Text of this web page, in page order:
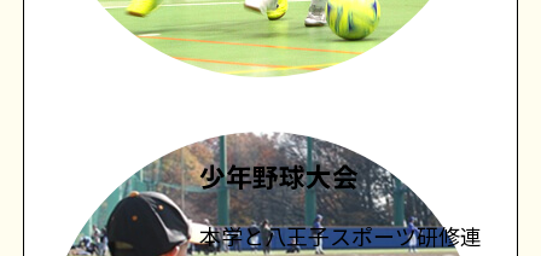
少年野球大会
本学と八王子スポーツ研修連